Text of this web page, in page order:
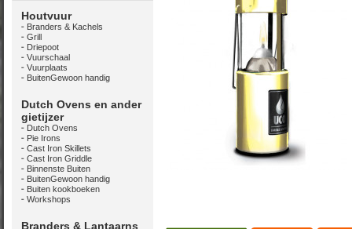
Houtvuur
Branders & Kachels
Grill
Driepoot
Vuurschaal
Vuurplaats
BuitenGewoon handig
Dutch Ovens en ander
gietijzer
Dutch Ovens
Pie Irons
Cast Iron Skillets
Cast Iron Griddle
Binnenste Buiten
BuitenGewoon handig
Buiten kookboeken
Workshops
Branders & Lantaarns